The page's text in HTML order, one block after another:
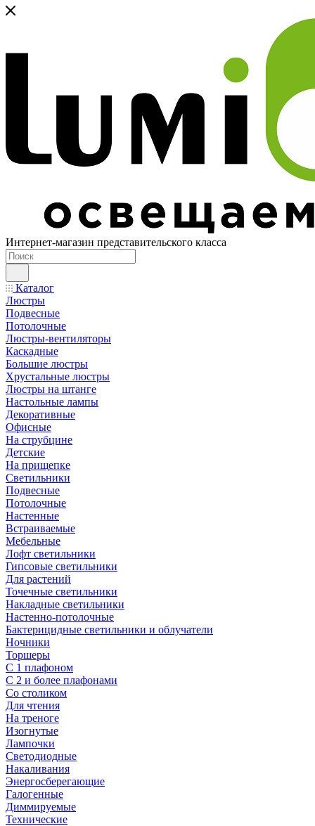
Интернет-магазин представительского класса
Каталог
Люстры
Подвесные
Потолочные
Люстры-вентиляторы
Каскадные
Большие люстры
Хрустальные люстры
Люстры на штанге
Настольные лампы
Декоративные
Офисные
На струбцине
Детские
На прищепке
Светильники
Подвесные
Потолочные
Настенные
Встраиваемые
Мебельные
Лофт светильники
Гипсовые светильники
Для растений
Точечные светильники
Накладные светильники
Настенно-потолочные
Бактерицидные светильники и облучатели
Ночники
Торшеры
С 1 плафоном
С 2 и более плафонами
Со столиком
Для чтения
На треноге
Изогнутые
Лампочки
Светодиодные
Накаливания
Энергосберегающие
Галогенные
Диммируемые
Технические